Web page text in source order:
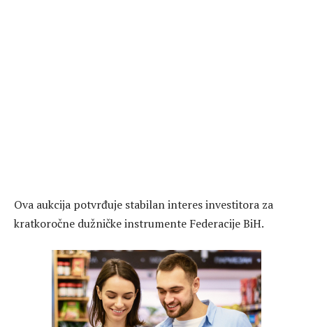
Ova aukcija potvrđuje stabilan interes investitora za
kratkoročne dužničke instrumente Federacije BiH.